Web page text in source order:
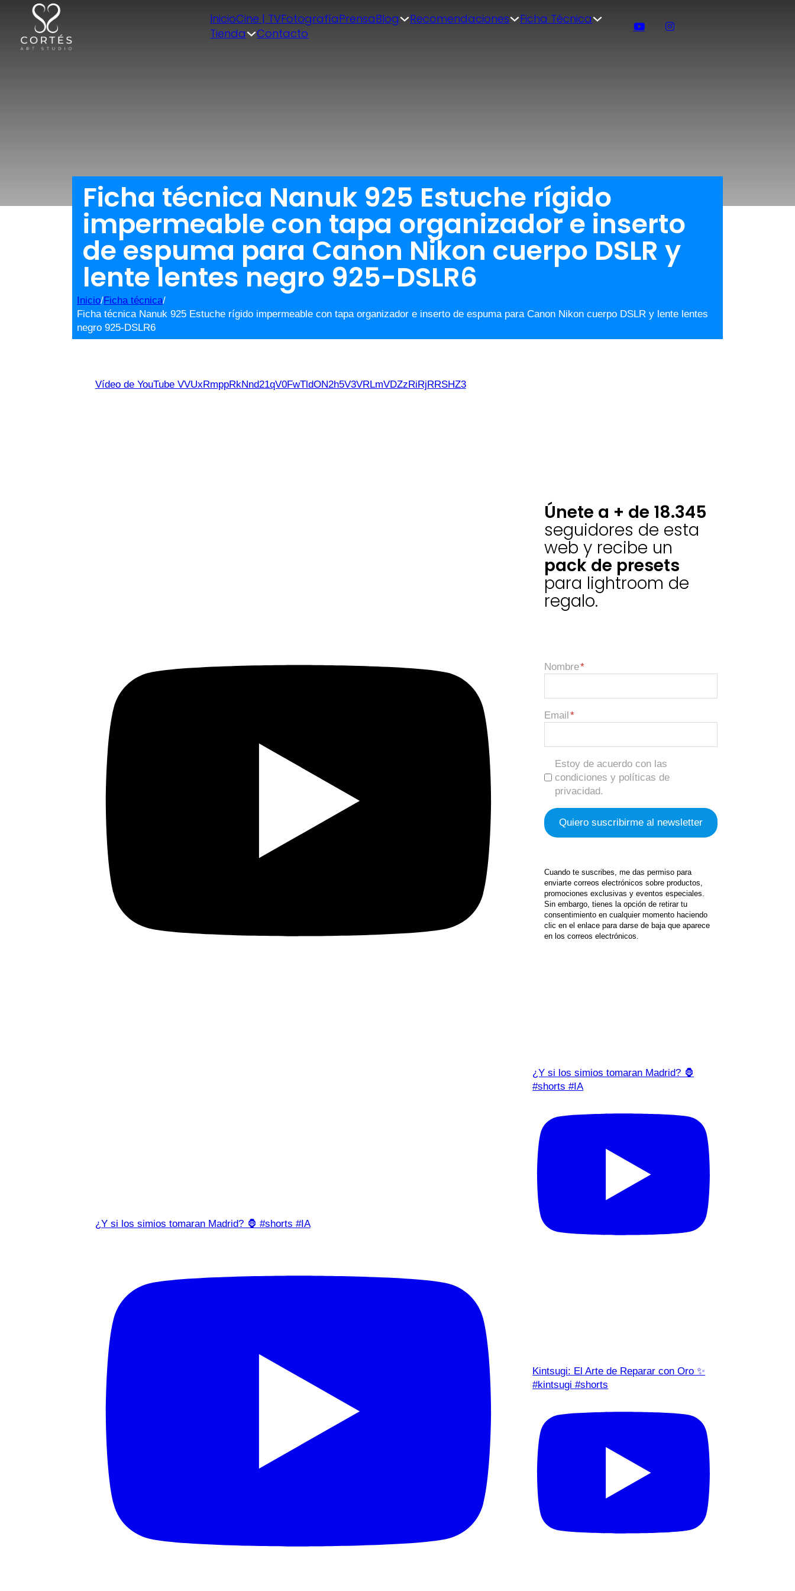
InicioCine | TVFotografíaPrensaBlog Recomendaciones
Ficha Técnica
Tienda
Contacto
Ficha técnica Nanuk 925 Estuche rígido
impermeable con tapa organizador e inserto
de espuma para Canon Nikon cuerpo DSLR y
lente lentes negro 925-DSLR6
Inicio/Ficha técnica/
Ficha técnica Nanuk 925 Estuche rígido impermeable con tapa organizador e inserto de espuma para Canon Nikon cuerpo DSLR y lente lentes
negro 925-DSLR6
Vídeo de YouTube VVUxRmppRkNnd21qV0FwTldON2h5V3VRLmVDZzRiRjRRSHZ3
¿Y si los simios tomaran Madrid? 🦍 #shorts #IA
Únete a + de 18.345
seguidores de esta
web y recibe un
pack de presets
para lightroom de
regalo.
Nombre
Email
Estoy de acuerdo con las
condiciones y políticas de
privacidad.
Cuando te suscribes, me das permiso para
enviarte correos electrónicos sobre productos,
promociones exclusivas y eventos especiales.
Sin embargo, tienes la opción de retirar tu
consentimiento en cualquier momento haciendo
clic en el enlace para darse de baja que aparece
en los correos electrónicos.
¿Y si los simios tomaran Madrid? 🦍
#shorts #IA
Kintsugi: El Arte de Reparar con Oro ✨
#kintsugi #shorts